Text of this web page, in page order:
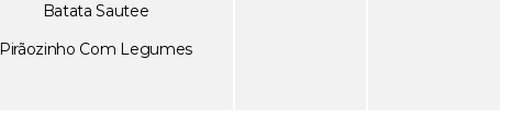
Batata Sautee
Pirãozinho Com Legumes